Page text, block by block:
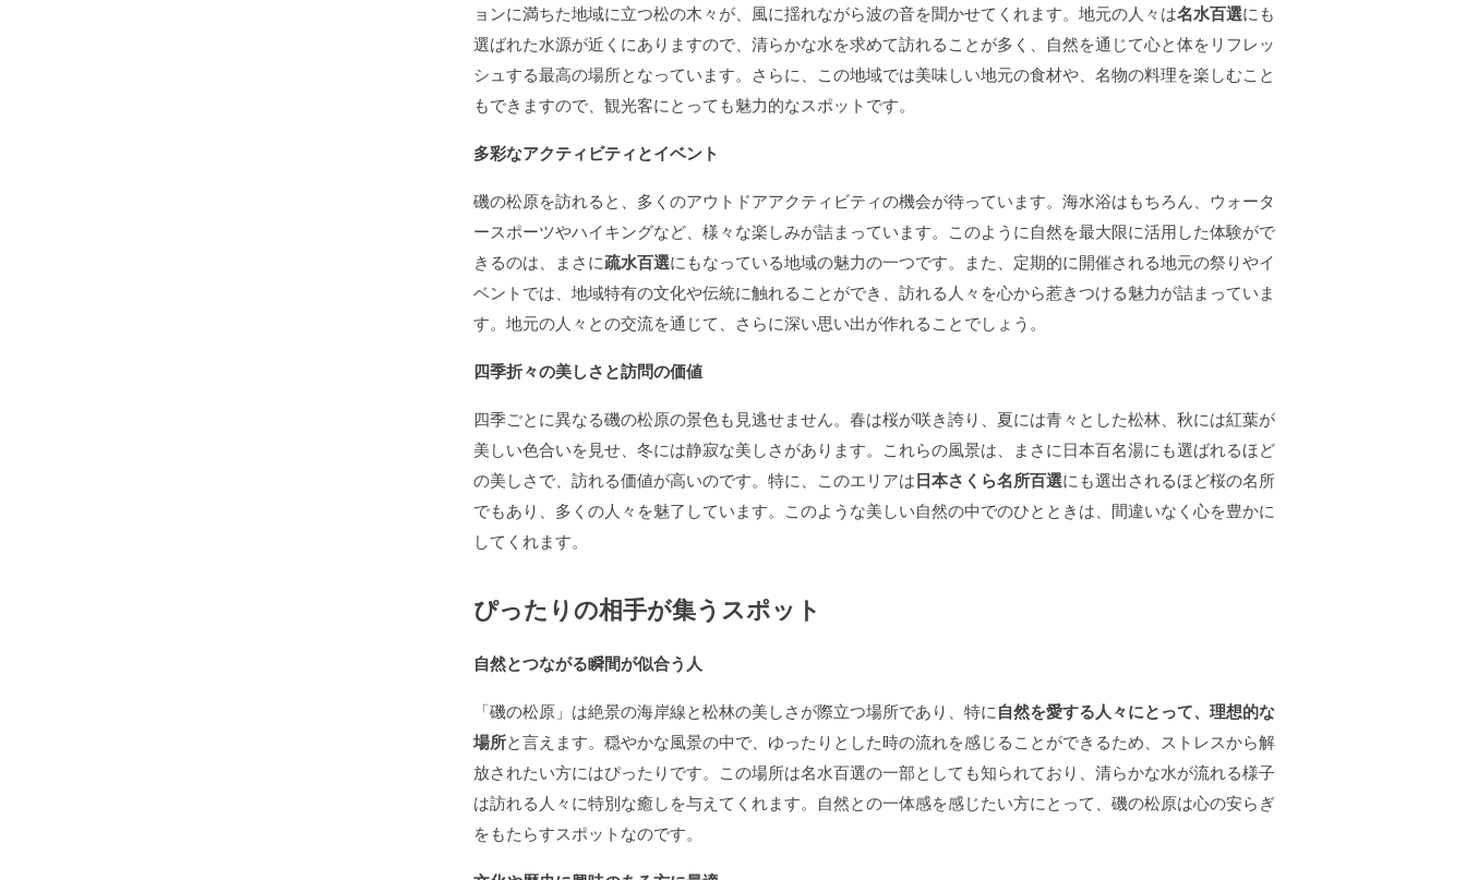
ョンに満ちた地域に立つ松の木々が、風に揺れながら波の音を聞かせてくれます。地元の人々は名水百選にも
選ばれた水源が近くにありますので、清らかな水を求めて訪れることが多く、自然を通じて心と体をリフレッ
シュする最高の場所となっています。さらに、この地域では美味しい地元の食材や、名物の料理を楽しむこと
もできますので、観光客にとっても魅力的なスポットです。
多彩なアクティビティとイベント
磯の松原を訪れると、多くのアウトドアアクティビティの機会が待っています。海水浴はもちろん、ウォータ
ースポーツやハイキングなど、様々な楽しみが詰まっています。このように自然を最大限に活用した体験がで
きるのは、まさに疏水百選にもなっている地域の魅力の一つです。また、定期的に開催される地元の祭りやイ
ベントでは、地域特有の文化や伝統に触れることができ、訪れる人々を心から惹きつける魅力が詰まっていま
す。地元の人々との交流を通じて、さらに深い思い出が作れることでしょう。
四季折々の美しさと訪問の価値
四季ごとに異なる磯の松原の景色も見逃せません。春は桜が咲き誇り、夏には青々とした松林、秋には紅葉が
美しい色合いを見せ、冬には静寂な美しさがあります。これらの風景は、まさに日本百名湯にも選ばれるほど
の美しさで、訪れる価値が高いのです。特に、このエリアは日本さくら名所百選にも選出されるほど桜の名所
でもあり、多くの人々を魅了しています。このような美しい自然の中でのひとときは、間違いなく心を豊かに
してくれます。
ぴったりの相手が集うスポット
自然とつながる瞬間が似合う人
「磯の松原」は絶景の海岸線と松林の美しさが際立つ場所であり、特に自然を愛する人々にとって、理想的な
場所と言えます。穏やかな風景の中で、ゆったりとした時の流れを感じることができるため、ストレスから解
放されたい方にはぴったりです。この場所は名水百選の一部としても知られており、清らかな水が流れる様子
は訪れる人々に特別な癒しを与えてくれます。自然との一体感を感じたい方にとって、磯の松原は心の安らぎ
をもたらすスポットなのです。